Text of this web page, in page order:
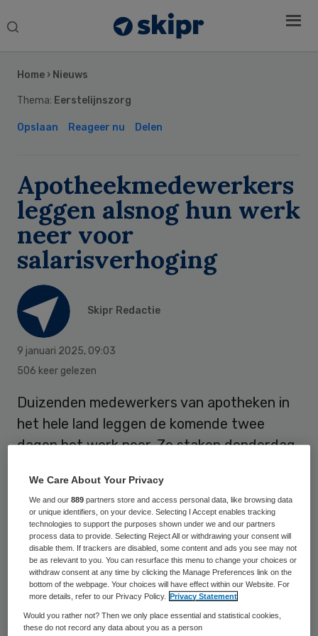
Search
Home › Nieuws
Thema: Eerstelijnszorg
Opslaan Reageer nu Delen
Apotheekmedewerkers
leggen alsnog hun werk
neer voor
salarisverhoging
Skipr Redactie
9 januari 2025, 09:03
506 keer gelezen
Duizenden medewerkers van apotheken in
het hele land leggen de komende twee
dagen het werk neer. Ze staken donderdag
kracht bij te zetten. Het is de tweede
landelijke apotheekstaking uit de
geschiedenis, na die van 12 november vorig
jaar.
De bonden wilden eerst een staking
organiseren rond de kerstdagen, maar de
Sidebar
We Care About Your Privacy
We and our889 partners store and access personal data, like browsing data
or unique identifiers, on your device. Selecting I Accept enables tracking
technologies to support the purposes shown under we and our partners
process data to provide. Selecting Reject All or withdrawing your consent will
disable them. If trackers are disabled, some content and ads you see may not
be as relevant to you. You can resurface this menu to change your choices or
withdraw consent at any time by clicking the Manage Preferences link on the
bottom of the webpage. Your choices will have effect within our Website. For
more details, refer to our Privacy Policy.
Privacy Statement
Would you rather not? Then we only place essential and statistical cookies,
these do not record any data about you as a person